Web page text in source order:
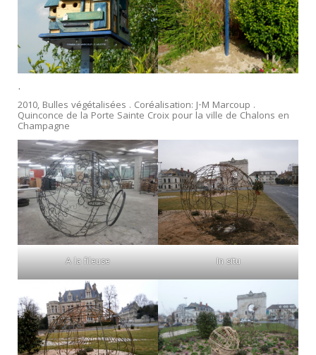
.
2010, Bulles végétalisées . Coréalisation: J-M Marcoup .
Quinconce de la Porte Sainte Croix pour la ville de Chalons en
Champagne
A la fileuse In situ